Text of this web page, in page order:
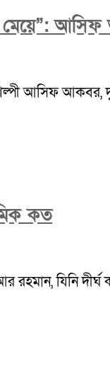
মেয়ে”:
আসিফ আকবর,
কত
যিনি দীর্ঘ